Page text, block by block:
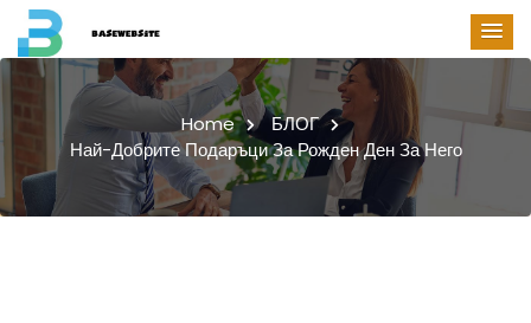
Home
БЛОГ
Най-Добрите Подаръци За Рожден Ден За Него